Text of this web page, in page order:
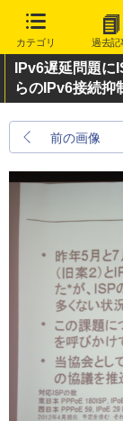
カテゴリ 過去記
IPv6遅延問題
らのIPv6接続抑
前の画像